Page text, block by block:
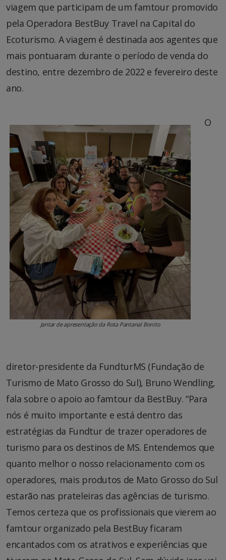
viagem que participam de um famtour promovido
pela Operadora BestBuy Travel na Capital do
Ecoturismo. A viagem é destinada aos agentes que
mais pontuaram durante o período de venda do
destino, entre dezembro de 2022 e fevereiro deste
ano.
Jantar de apresentação da Rota Pantanal Bonito
O
diretor-presidente da FundturMS (Fundação de
Turismo de Mato Grosso do Sul), Bruno Wendling,
fala sobre o apoio ao famtour da BestBuy. “Para
nós é muito importante e está dentro das
estratégias da Fundtur de trazer operadores de
turismo para os destinos de MS. Entendemos que
quanto melhor o nosso relacionamento com os
operadores, mais produtos de Mato Grosso do Sul
estarão nas prateleiras das agências de turismo.
Temos certeza que os profissionais que vierem ao
famtour organizado pela BestBuy ficaram
encantados com os atrativos e experiências que